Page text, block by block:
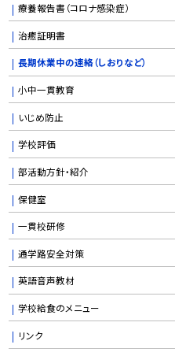
療養報告書（コロナ感染症）
治癒証明書
長期休業中の連絡（しおりなど）
小中一貫教育
いじめ防止
学校評価
部活動方針・紹介
保健室
一貫校研修
通学路安全対策
英語音声教材
学校給食のメニュー
リンク